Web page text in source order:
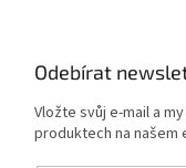
Odebírat
Vložte svůj e-mail a
produktech na našem